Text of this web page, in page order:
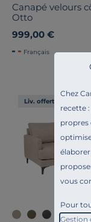
Chez
recette
propres
vous
Pour
Gestion
Canapé velours
Otto
999,00 €
Français
Liv. offerte